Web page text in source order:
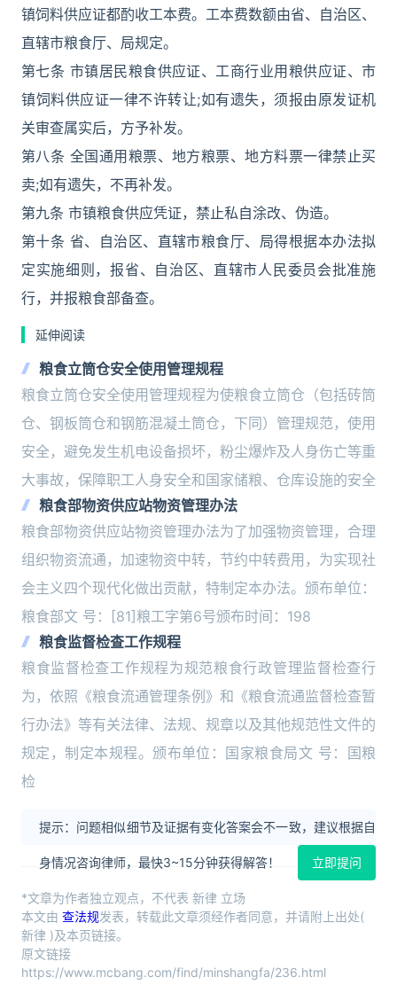
镇饲料供应证都酌收工本费。工本费数额由省、自治区、
直辖市粮食厅、局规定。
第七条 市镇居民粮食供应证、工商行业用粮供应证、市
镇饲料供应证一律不许转让;如有遗失，须报由原发证机
关审查属实后，方予补发。
第八条 全国通用粮票、地方粮票、地方料票一律禁止买
卖;如有遗失，不再补发。
第九条 市镇粮食供应凭证，禁止私自涂改、伪造。
第十条 省、自治区、直辖市粮食厅、局得根据本办法拟
定实施细则，报省、自治区、直辖市人民委员会批准施
行，并报粮食部备查。
延伸阅读
粮食立筒仓安全使用管理规程
粮食立筒仓安全使用管理规程为使粮食立筒仓（包括砖筒
仓、钢板筒仓和钢筋混凝土筒仓，下同）管理规范，使用
安全，避免发生机电设备损坏，粉尘爆炸及人身伤亡等重
大事故，保障职工人身安全和国家储粮、仓库设施的安全
粮食部物资供应站物资管理办法
粮食部物资供应站物资管理办法为了加强物资管理，合理
组织物资流通，加速物资中转，节约中转费用，为实现社
会主义四个现代化做出贡献，特制定本办法。颁布单位：
粮食部文 号：[81]粮工字第6号颁布时间：198
粮食监督检查工作规程
粮食监督检查工作规程为规范粮食行政管理监督检查行
为，依照《粮食流通管理条例》和《粮食流通监督检查暂
行办法》等有关法律、法规、规章以及其他规范性文件的
规定，制定本规程。颁布单位：国家粮食局文 号：国粮
检
提示：问题相似细节及证据有变化答案会不一致，建议根据自
身情况咨询律师，最快3~15分钟获得解答！ 立即提问
*文章为作者独立观点，不代表 新律 立场
本文由 查法规发表，转载此文章须经作者同意，并请附上出处(
新律 )及本页链接。
原文链接
https://www.mcbang.com/find/minshangfa/236.html